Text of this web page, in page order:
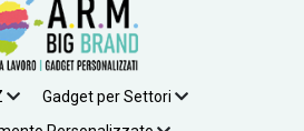
Gadget per Settori